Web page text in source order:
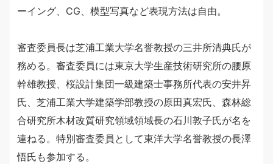
ーイング、CG、模型写真など表現方法は自由。
審査委員長は芝浦工業大学名誉教授の三井所清典氏が
務める。審査委員には東京大学生産技術研究所の腰原
幹雄教授、桜設計集団一級建築士事務所代表の安井昇
氏、芝浦工業大学建築学部教授の原田真宏氏、森林総
合研究所木材改質研究領域領域長の石川敦子氏が名を
連ねる。特別審査委員として東洋大学名誉教授の長澤
悟氏も参加する。